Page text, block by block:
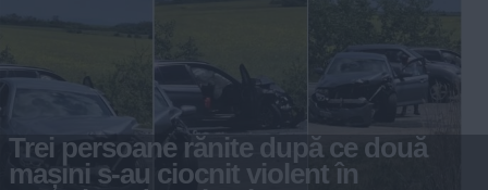
Trei persoane rănite după ce două
mașini s-au ciocnit violent în